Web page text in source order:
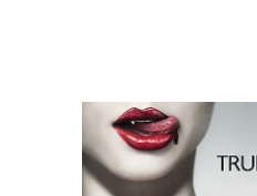
antiga.